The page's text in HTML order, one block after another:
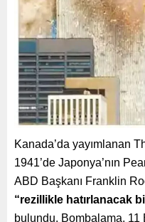
Kanada’da yayımlanan
1941’de Japonya’nın
ABD Başkanı Franklin
“rezillikle hatırlanacak
bulundu. Bombalama, 11